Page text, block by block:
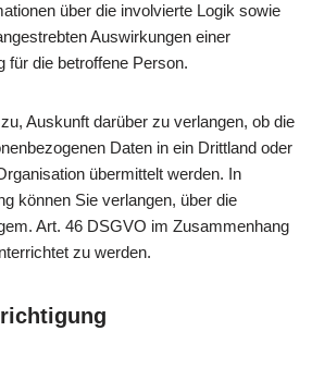
über die involvierte Logik sowie
Auswirkungen einer
für die betroffene Person.
Auskunft darüber zu verlangen, ob die
Daten in ein Drittland oder
übermittelt werden. In
können Sie verlangen, über die
Art. 46 DSGVO im Zusammenhang
zu werden.